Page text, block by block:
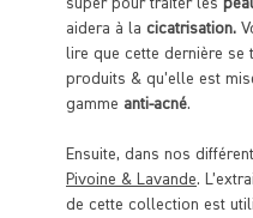
aidera à la cicatrisation.
lire que cette dernière
produits & qu’elle est
gamme anti-acné.
Ensuite, dans nos
Pivoine & Lavande.
de cette collection est